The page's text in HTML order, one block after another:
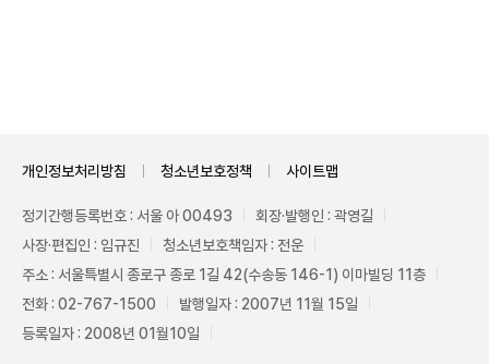
개인정보처리방침 청소년보호정책 사이트맵
정기간행등록번호 : 서울 아 00493
회장·발행인 : 곽영길
사장·편집인 : 임규진
청소년보호책임자 : 전운
주소 : 서울특별시 종로구 종로 1길 42(수송동 146-1) 이마빌딩 11층
전화 : 02-767-1500
발행일자 : 2007년 11월 15일
등록일자 : 2008년 01월10일